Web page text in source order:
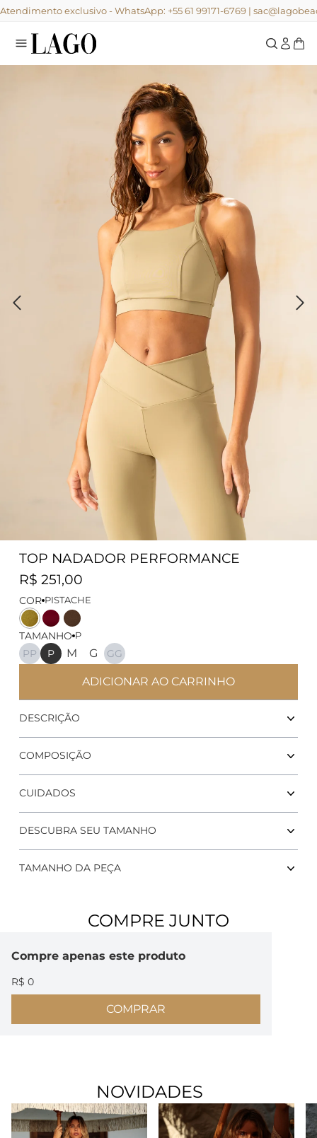
Atendimento exclusivo - WhatsApp: +55 61 99171-6769 |
TOP NADADOR PERFORMANCE
R$ 251,00
COR PISTACHE
Cor Cor Cor
TAMANHO P
PP P M G GG
ADICIONAR AO CARRINHO
Top Nadador
DESCRIÇÃO
COMPOSIÇÃO
CUIDADOS
DESCUBRA SEU TAMANHO
TAMANHO DA PEÇA
COMPRE JUNTO
Compre apenas este produto
R$ 0
COMPRAR
NOVIDADES